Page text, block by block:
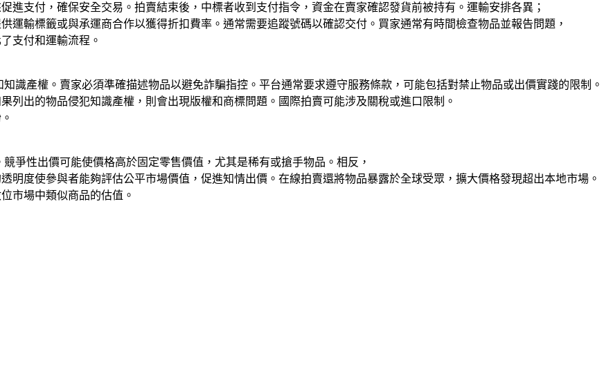
進支付，確保安全交易。拍賣結束後，中標者收到支付指令，資金在賣家確認發貨前被持有。運輸安排各異；
運輸標籤或與承運商合作以獲得折扣費率。通常需要追蹤號碼以確認交付。買家通常有時間檢查物品並報告問題，
支付和運輸流程。
識產權。賣家必須準確描述物品以避免詐騙指控。平台通常要求遵守服務條款，可能包括對禁止物品或出價實踐的限制。
列出的物品侵犯知識產權，則會出現版權和商標問題。國際拍賣可能涉及關稅或進口限制。
爭性出價可能使價格高於固定零售價值，尤其是稀有或搶手物品。相反，
明度使參與者能夠評估公平市場價值，促進知情出價。在線拍賣還將物品暴露於全球受眾，擴大價格發現超出本地市場。
市場中類似商品的估值。